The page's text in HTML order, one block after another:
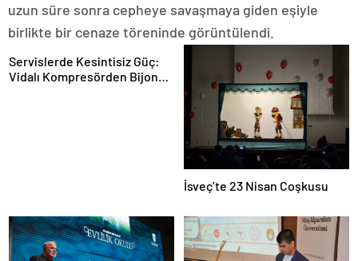
uzun süre sonra cepheye savaşmaya giden eşiyle
birlikte bir cenaze töreninde görüntülendi.
Servislerde Kesintisiz Güç:
Vidalı Kompresörden Bijon
İsveç’te 23 Nisan Coşkusu